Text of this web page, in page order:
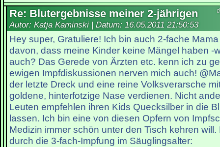
Re: Blutergebnisse meiner 2-jährigen
Autor: Katja Kaminski | Datum: 16.05.2011 21:50:53
Hey super, Gratuliere! Ich bin auch 2-fache
davon, dass meine Kinder keine Mängel haben -
auch? Das Gerede von Ärzten etc. kenn ich zu
ewigen Impfdiskussionen nerven mich auch!
der letzte Dreck und eine reine Volksverarsche
goldene, hinterfotzige Nase verdienen. Nicht
Leuten empfehlen ihren Kids Quecksilber in die
lassen. Ich bin eine von diesen Opfern von
Medizin immer schön unter den Tisch kehren
durch die 3-fach-Impfung im Säuglingsalter: